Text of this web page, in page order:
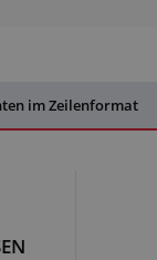
im Zeilenformat